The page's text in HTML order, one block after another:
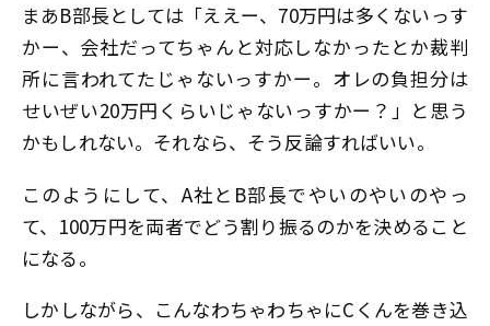
まあB部長としては「ええー、70万円は多くないっす
かー、会社だってちゃんと対応しなかったとか裁判
所に言われてたじゃないっすかー。オレの負担分は
せいぜい20万円くらいじゃないっすかー？」と思う
かもしれない。それなら、そう反論すればいい。
このようにして、A社とB部長でやいのやいのやっ
て、100万円を両者でどう割り振るのかを決めること
になる。
しかしながら、こんなわちゃわちゃにCくんを巻き込